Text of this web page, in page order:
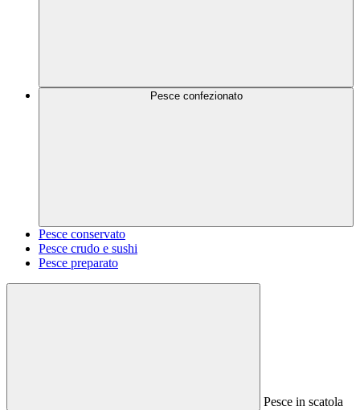
Pesce confezionato
Pesce conservato
Pesce crudo e sushi
Pesce preparato
Pesce in scatola